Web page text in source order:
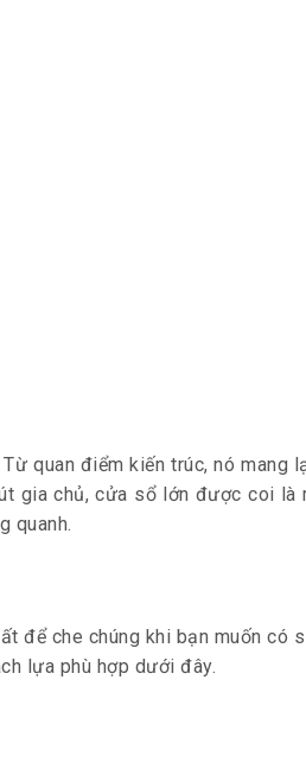
quan điểm kiến ​​trúc, nó mang
gia chủ, cửa sổ lớn được coi
quanh.
để che chúng khi bạn muốn có
lựa phù hợp dưới đây.